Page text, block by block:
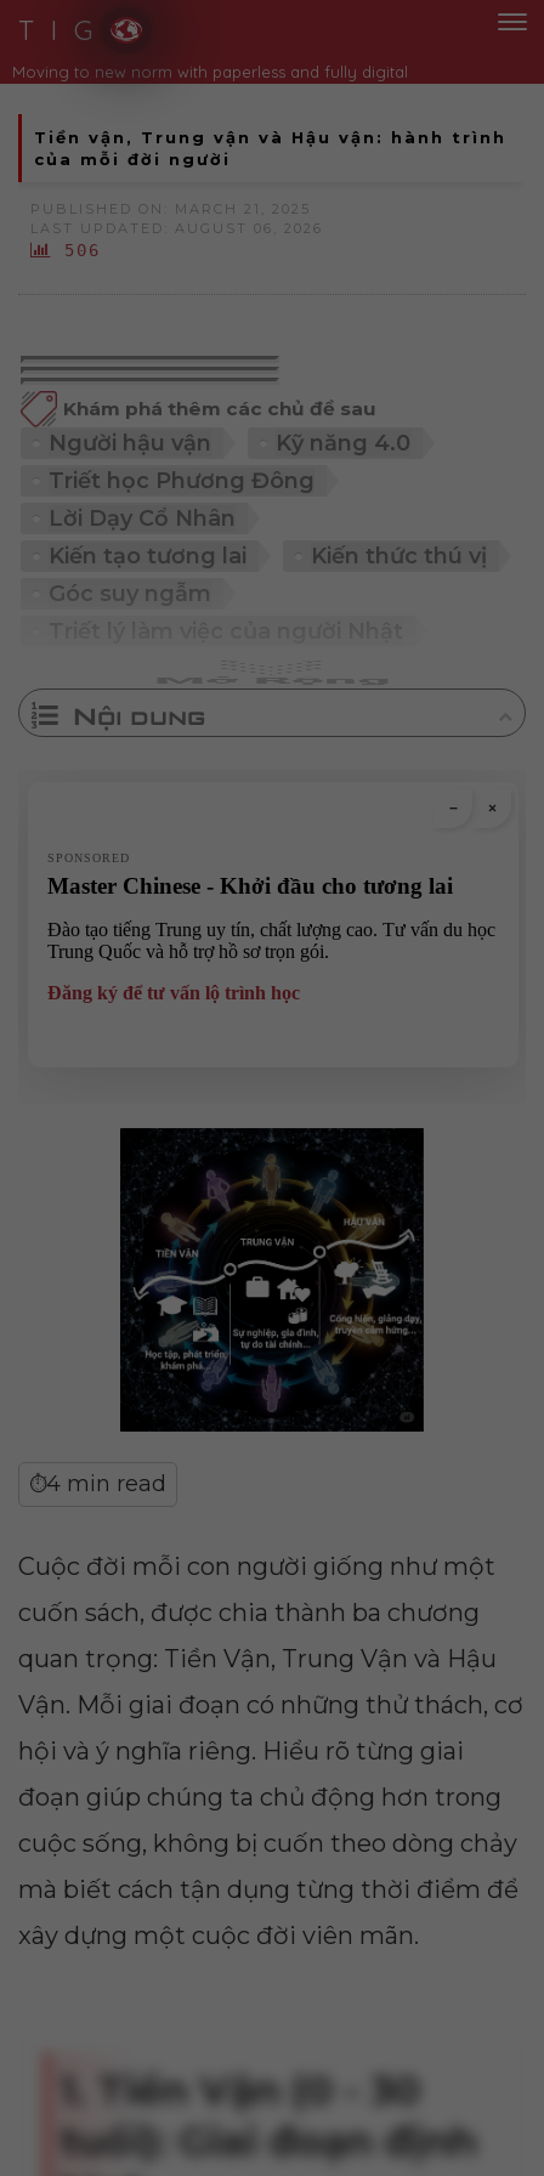
T I G
Moving to new norm with paperless and fully digital
Tiền vận, Trung vận và Hậu vận: hành trình
của mỗi đời người
PUBLISHED ON: MARCH 21, 2025
LAST UPDATED: AUGUST 06, 2026
506
Khám phá thêm các chủ đề sau
Người hậu vận
Kỹ năng 4.0
Triết học Phương Đông
Lời Dạy Cổ Nhân
Kiến tạo tương lai
Kiến thức thú vị
Góc suy ngẫm
Nội dung
⏱4 min read
Cuộc đời mỗi con người giống như một
cuốn sách, được chia thành ba chương
quan trọng: Tiền Vận, Trung Vận và Hậu
Vận. Mỗi giai đoạn có những thử thách, cơ
hội và ý nghĩa riêng. Hiểu rõ từng giai
đoạn giúp chúng ta chủ động hơn trong
cuộc sống, không bị cuốn theo dòng chảy
mà biết cách tận dụng từng thời điểm để
xây dựng một cuộc đời viên mãn.
1. Tiền Vận (0 - 30
tuổi): Giai đoạn định